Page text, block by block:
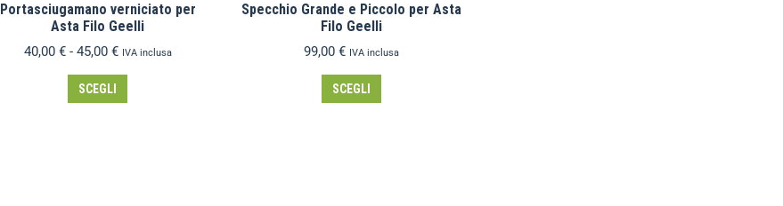
Portasciugamano verniciato per
Asta Filo Geelli
40,00 € - 45,00 € IVA inclusa
SCEGLI
Specchio Grande e Piccolo per Asta
Filo Geelli
99,00 € IVA inclusa
SCEGLI